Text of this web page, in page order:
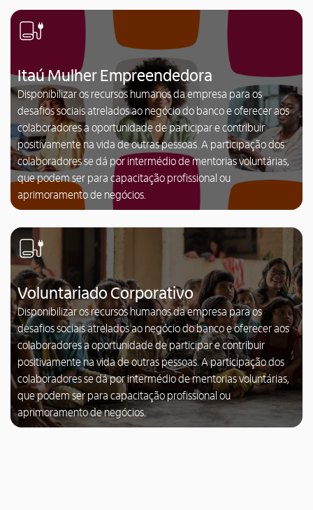
Itaú Mulher Empreendedora
Disponibilizar os recursos humanos da empresa para os
desafios sociais atrelados ao negócio do banco e oferecer aos
colaboradores a oportunidade de participar e contribuir
positivamente na vida de outras pessoas. A participação dos
colaboradores se dá por intermédio de mentorias voluntárias,
que podem ser para capacitação profissional ou
aprimoramento de negócios.
Voluntariado Corporativo
Disponibilizar os recursos humanos da empresa para os
desafios sociais atrelados ao negócio do banco e oferecer aos
colaboradores a oportunidade de participar e contribuir
positivamente na vida de outras pessoas. A participação dos
colaboradores se dá por intermédio de mentorias voluntárias,
que podem ser para capacitação profissional ou
aprimoramento de negócios.